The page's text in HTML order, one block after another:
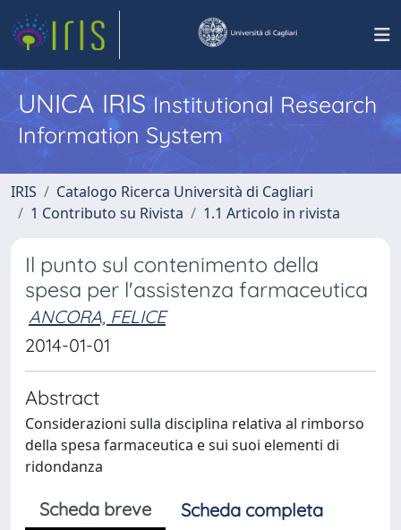
UNICA IRISInstitutional Research
Information System
IRIS
Catalogo Ricerca Università di Cagliari
1 Contributo su Rivista
1.1 Articolo in rivista
Il punto sul contenimento della
spesa per l'assistenza farmaceutica
ANCORA, FELICE
2014-01-01
Abstract
Considerazioni sulla disciplina relativa al rimborso
della spesa farmaceutica e sui suoi elementi di
ridondanza
Scheda breve
Scheda completa